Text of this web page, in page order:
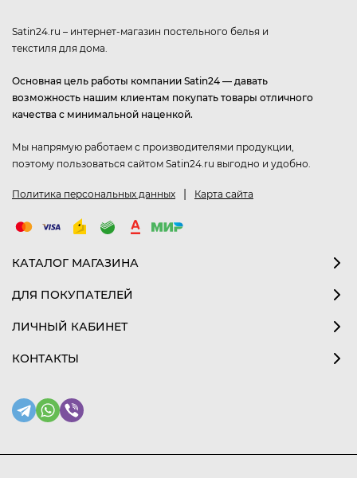
Satin24.ru – интернет-магазин постельного белья и
текстиля для дома.
Основная цель работы компании Satin24 — давать
возможность нашим клиентам покупать товары отличного
качества с минимальной наценкой.
Мы напрямую работаем с производителями продукции,
поэтому пользоваться сайтом Satin24.ru выгодно и удобно.
Политика персональных данных | Карта сайта
КАТАЛОГ МАГАЗИНА
ДЛЯ ПОКУПАТЕЛЕЙ
ЛИЧНЫЙ КАБИНЕТ
КОНТАКТЫ